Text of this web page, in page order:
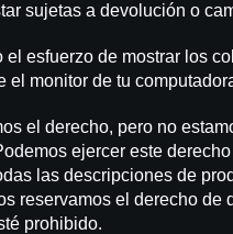
sujetas a devolución o
el esfuerzo de mostrar los
el monitor de tu
el derecho, pero no
ejercer este
las descripciones de
reservamos el derecho de
prohibido.